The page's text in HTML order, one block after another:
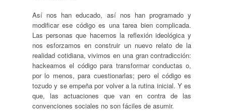
Así nos han educado, así nos han programado y
modificar ese código es una tarea bien complicada.
Las personas que hacemos la reflexión ideológica y
nos esforzamos en construir un nuevo relato de la
realidad cotidiana, vivimos en una gran contradicción:
hackeamos el código para transformar conductas o,
por lo menos, para cuestionarlas; pero el código es
tozudo y se empeña por volver a la rutina inicial. Y es
que, las actuaciones que van en contra de las
convenciones sociales no son fáciles de asumir.